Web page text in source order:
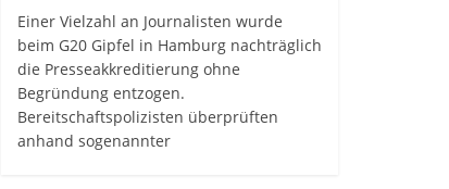
Einer Vielzahl an Journalisten wurde
beim G20 Gipfel in Hamburg nachträglich
die Presseakkreditierung ohne
Begründung entzogen.
Bereitschaftspolizisten überprüften
anhand sogenannter